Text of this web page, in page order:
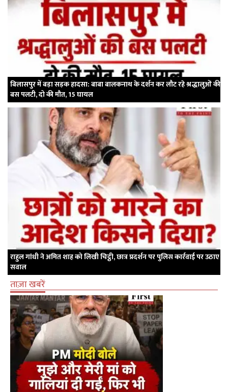
बिलासपुर में बड़ा सड़क हादसा: बाबा बालकनाथ के दर्शन कर लौट रहे श्रद्धालुओं की
बस पलटी, दो की मौत, 15 घायल
राहुल गांधी ने अमित शाह को लिखी चिट्ठी, छात्र प्रदर्शन पर पुलिस कार्रवाई पर उठाए
सवाल
ताज़ा खबरें